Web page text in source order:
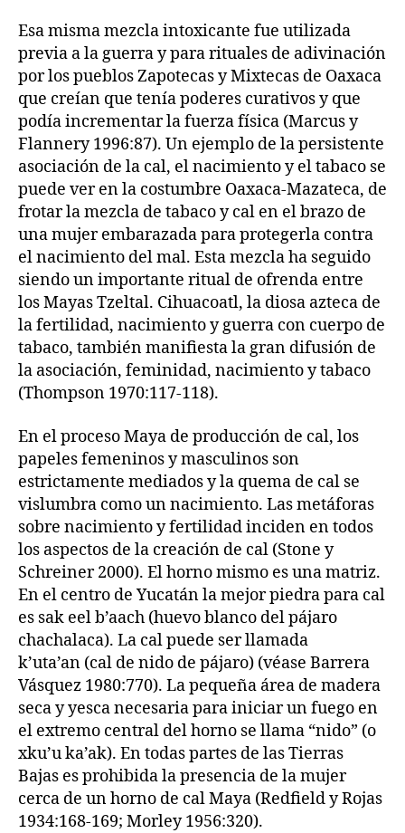
Esa misma mezcla intoxicante fue utilizada
previa a la guerra y para rituales de adivinación
por los pueblos Zapotecas y Mixtecas de Oaxaca
que creían que tenía poderes curativos y que
podía incrementar la fuerza física (Marcus y
Flannery 1996:87). Un ejemplo de la persistente
asociación de la cal, el nacimiento y el tabaco se
puede ver en la costumbre Oaxaca-Mazateca, de
frotar la mezcla de tabaco y cal en el brazo de
una mujer embarazada para protegerla contra
el nacimiento del mal. Esta mezcla ha seguido
siendo un importante ritual de ofrenda entre
los Mayas Tzeltal. Cihuacoatl, la diosa azteca de
la fertilidad, nacimiento y guerra con cuerpo de
tabaco, también manifiesta la gran difusión de
la asociación, feminidad, nacimiento y tabaco
(Thompson 1970:117-118).
En el proceso Maya de producción de cal, los
papeles femeninos y masculinos son
estrictamente mediados y la quema de cal se
vislumbra como un nacimiento. Las metáforas
sobre nacimiento y fertilidad inciden en todos
los aspectos de la creación de cal (Stone y
Schreiner 2000). El horno mismo es una matriz.
En el centro de Yucatán la mejor piedra para cal
es sak eel b’aach (huevo blanco del pájaro
chachalaca). La cal puede ser llamada
k’uta’an (cal de nido de pájaro) (véase Barrera
Vásquez 1980:770). La pequeña área de madera
seca y yesca necesaria para iniciar un fuego en
el extremo central del horno se llama “nido” (o
xku’u ka’ak). En todas partes de las Tierras
Bajas es prohibida la presencia de la mujer
cerca de un horno de cal Maya (Redfield y Rojas
1934:168-169; Morley 1956:320).